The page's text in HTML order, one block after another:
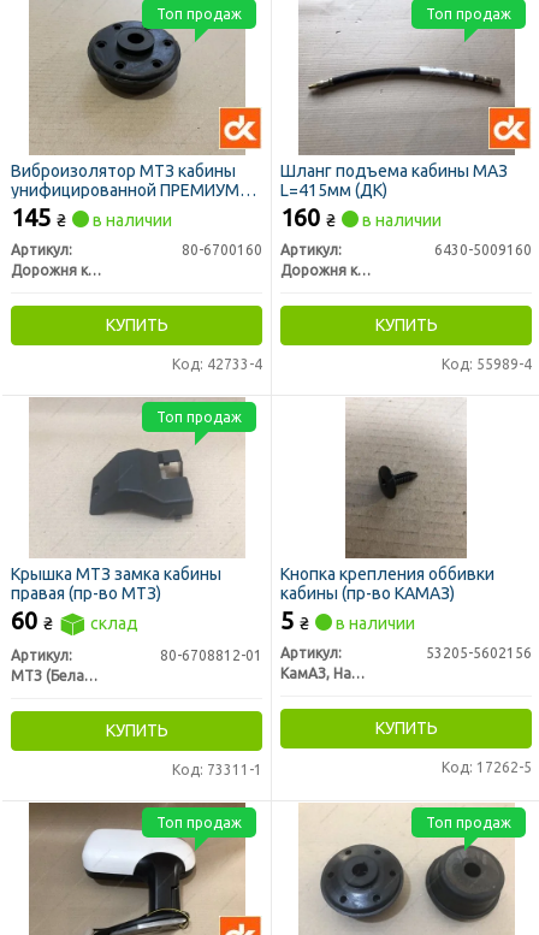
Виброизолятор МТЗ кабины
унифицированной ПРЕМИУМ
(подушка) (ДК)
145 ₴ в наличии
Артикул:
80-6700160
Дорожня карта
КУПИТЬ
Код: 42733-4
Топ продаж
Шланг подъема кабины МАЗ
L=415мм (ДК)
160 ₴ в наличии
Артикул:
6430-5009160
Дорожня карта
КУПИТЬ
Код: 55989-4
Топ продаж
Крышка МТЗ замка кабины
правая (пр-во МТЗ)
60 ₴ склад
Артикул:
80-6708812-01
МТЗ (Беларусь)
КУПИТЬ
Код: 73311-1
Топ продаж
Кнопка крепления оббивки
кабины (пр-во КАМАЗ)
5 ₴ в наличии
Артикул:
53205-5602156
КамАЗ, Набережные Челны
КУПИТЬ
Код: 17262-5
Топ продаж Топ продаж